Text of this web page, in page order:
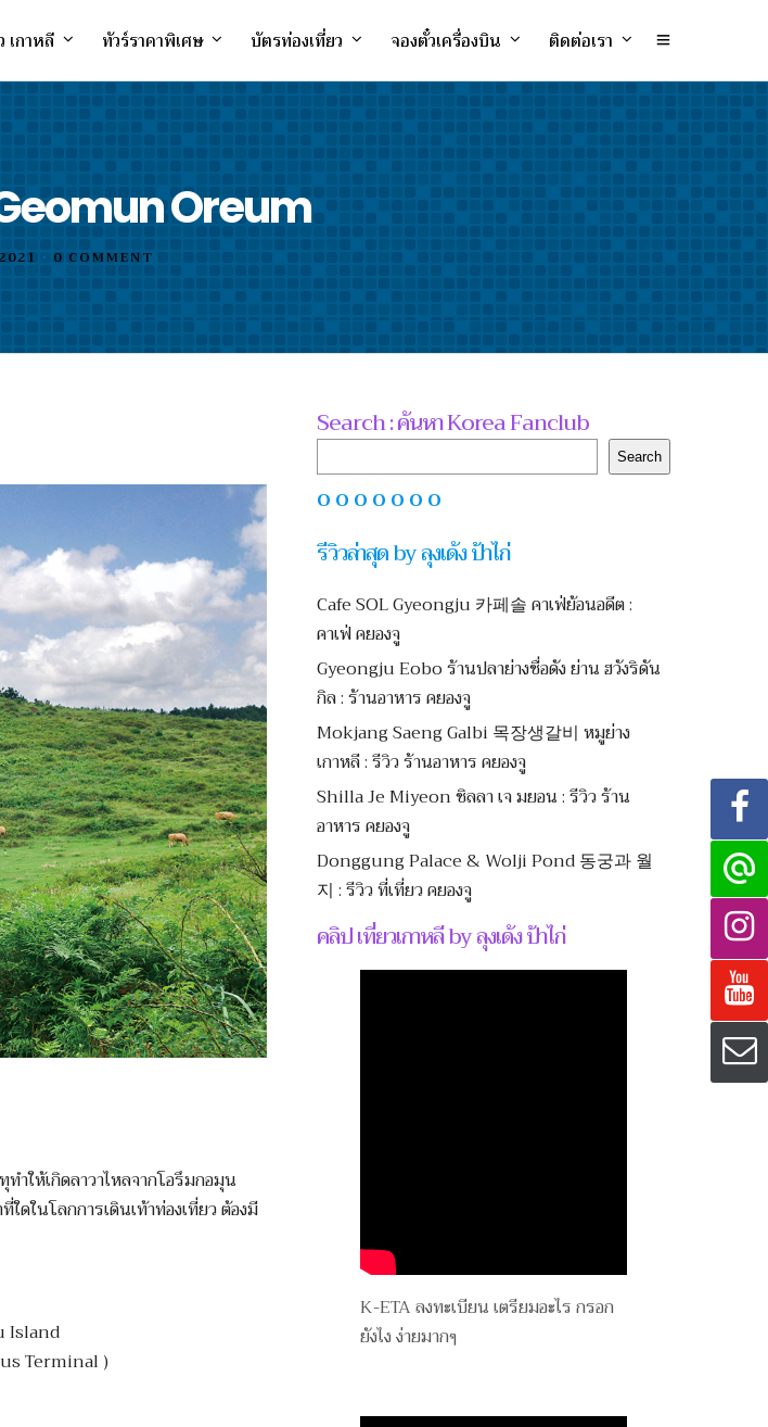
เกาหลี ทัวร์ราคาพิเศษ บัตรท่องเที่ยว จองตั๋วเครื่องบิน ติดต่อเรา
Oreum
• 0 COMMENT
ำให้เกิดลาวาไหลจากโอรึมกอมุน
ดในโลกการเดินเท้าท่องเที่ยว ต้องมี
Island
Terminal )
Search : ค้นหา Korea Fanclub
Search
O O O O O O O
รีวิวล่าสุด by ลุงเด้ง ป้าไก่
Cafe SOL Gyeongju 카페솔 คาเฟ่ย้อนอดีต :
คาเฟ่ คยองจู
Gyeongju Eobo ร้านปลาย่างชื่อดัง ย่าน ฮวังริดัน
กิล : ร้านอาหาร คยองจู
Mokjang Saeng Galbi 목장생갈비 หมูย่าง
เกาหลี : รีวิว ร้านอาหาร คยองจู
Shilla Je Miyeon ชิลลา เจ มยอน : รีวิว ร้าน
อาหาร คยองจู
Donggung Palace & Wolji Pond 동궁과 월
지 : รีวิว ที่เที่ยว คยองจู
คลิป เที่ยวเกาหลี by ลุงเด้ง ป้าไก่
K-ETA ลงทะเบียน เตรียมอะไร กรอก
ยังไง ง่ายมากๆ